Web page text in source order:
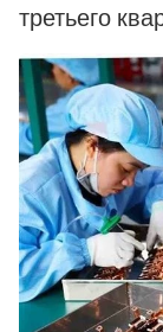
третьего